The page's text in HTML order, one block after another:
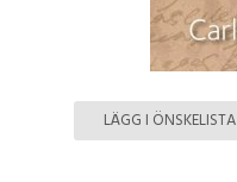
LÄGG I ÖNSKELISTA